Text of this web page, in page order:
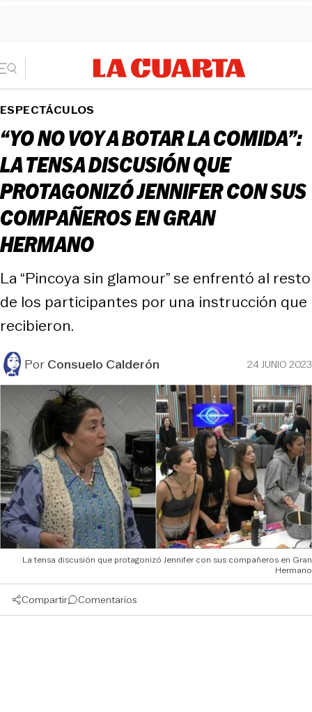
ESPECTÁCULOS
“YO NO VOY A BOTAR LA COMIDA”:
LA TENSA DISCUSIÓN QUE
PROTAGONIZÓ JENNIFER CON SUS
COMPAÑEROS EN GRAN
HERMANO
La “Pincoya sin glamour” se enfrentó al resto
de los participantes por una instrucción que
recibieron.
PorConsuelo Calderón 24 JUNIO 2023
La tensa discusión que protagonizó Jennifer con sus compañeros en Gran
Hermano
Compartir Comentarios